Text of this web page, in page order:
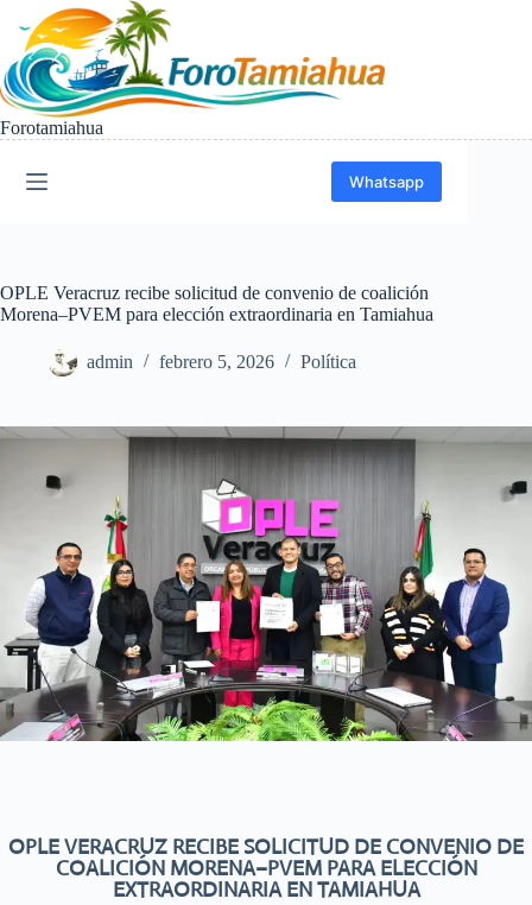
contenido
Forotamiahua
Whatsapp
OPLE Veracruz recibe solicitud de convenio de coalición
Morena–PVEM para elección extraordinaria en Tamiahua
admin febrero 5, 2026 Política
OPLE VERACRUZ RECIBE SOLICITUD DE CONVENIO DE
COALICIÓN MORENA–PVEM PARA ELECCIÓN
EXTRAORDINARIA EN TAMIAHUA